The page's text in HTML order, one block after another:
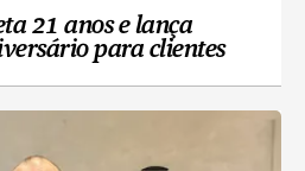
21 anos e lança
para clientes